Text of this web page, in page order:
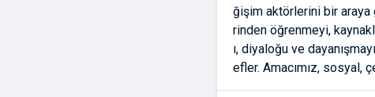
ğişim aktörlerini bir
rinden öğrenmeyi,
ı, diyaloğu ve
efler. Amacımız, sosyal,
ürel meseleler için